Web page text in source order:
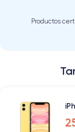
Productos